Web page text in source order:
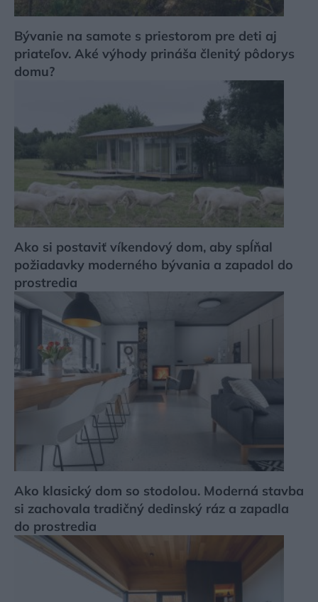
Bývanie na samote s priestorom pre deti aj
priateľov. Aké výhody prináša členitý pôdorys
domu?
Ako si postaviť víkendový dom, aby spĺňal
požiadavky moderného bývania a zapadol do
prostredia
Ako klasický dom so stodolou. Moderná stavba
si zachovala tradičný dedinský ráz a zapadla
do prostredia